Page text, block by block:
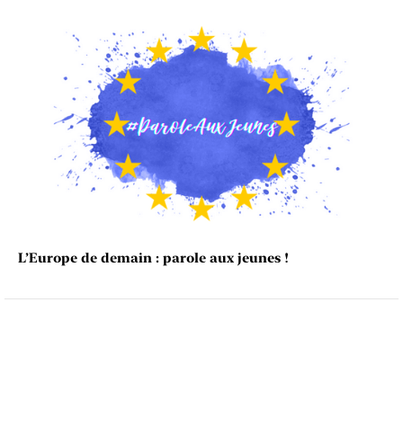
L’Europe de demain : parole aux jeunes !